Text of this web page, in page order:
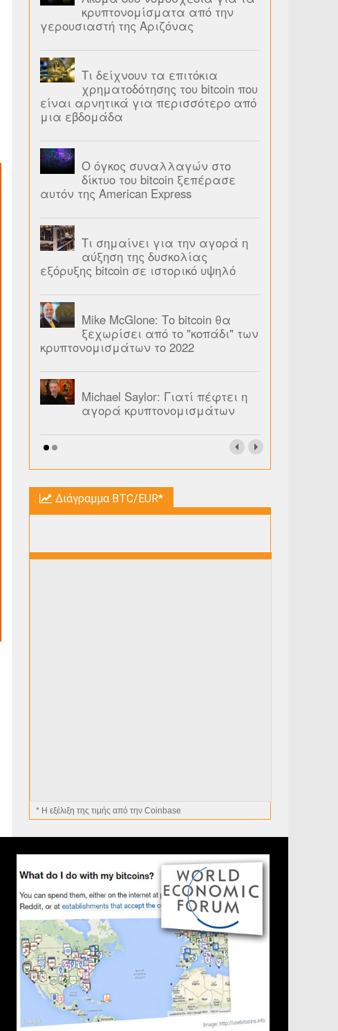
κρυπτονομίσματα από την
γερουσιαστή της Αριζόνας
Τι δείχνουν τα επιτόκια
χρηματοδότησης του bitcoin που
είναι αρνητικά για περισσότερο από
μια εβδομάδα
Ο όγκος συναλλαγών στο
δίκτυο του bitcoin ξεπέρασε
αυτόν της American Express
Τι σημαίνει για την αγορά η
αύξηση της δυσκολίας
εξόρυξης bitcoin σε ιστορικό υψηλό
Mike McGlone: Το bitcoin θα
ξεχωρίσει από το "κοπάδι" των
κρυπτονομισμάτων το 2022
Michael Saylor: Γιατί πέφτει η
αγορά κρυπτονομισμάτων
Διάγραμμα BTC/EUR*
* H εξέλιξη της τιμής από την Coinbase